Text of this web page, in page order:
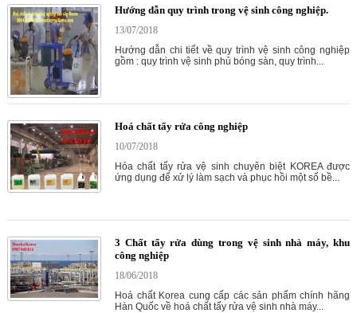
Hướng dẫn quy trình trong vệ sinh công nghiệp.
13/07/2018
Hướng dẫn chi tiết về quy trình vệ sinh công nghiệp
gồm : quy trình vệ sinh phủ bóng sàn, quy trình...
Hoá chất tẩy rửa công nghiệp
10/07/2018
Hóa chất tẩy rửa vệ sinh chuyên biệt KOREA được
ứng dụng để xử lý làm sạch và phục hồi một số bề...
3 Chất tẩy rửa dùng trong vệ sinh nhà máy, khu
công nghiệp
18/06/2018
Hoá chất Korea cung cấp các sản phẩm chính hãng
Hàn Quốc về hoá chất tẩy rửa vệ sinh nhà máy...